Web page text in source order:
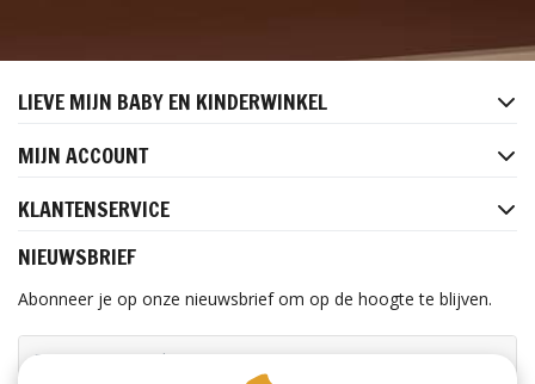
LIEVE MIJN BABY EN KINDERWINKEL
MIJN ACCOUNT
KLANTENSERVICE
NIEUWSBRIEF
Abonneer je op onze nieuwsbrief om op de hoogte te blijven.